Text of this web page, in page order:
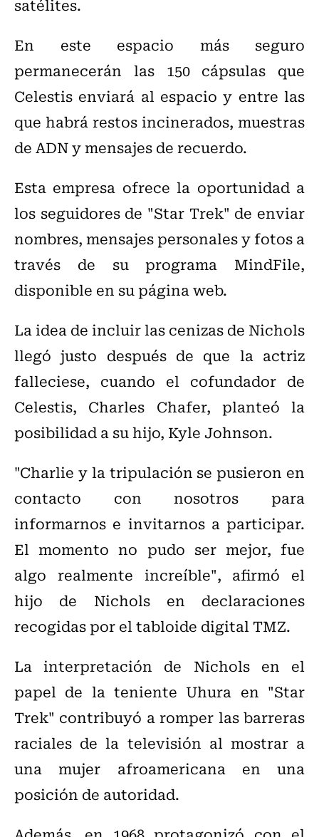
satélites.
En este espacio más seguro
permanecerán las 150 cápsulas que
Celestis enviará al espacio y entre las
que habrá restos incinerados, muestras
de ADN y mensajes de recuerdo.
Esta empresa ofrece la oportunidad a
los seguidores de "Star Trek" de enviar
nombres, mensajes personales y fotos a
través de su programa MindFile,
disponible en su página web.
La idea de incluir las cenizas de Nichols
llegó justo después de que la actriz
falleciese, cuando el cofundador de
Celestis, Charles Chafer, planteó la
posibilidad a su hijo, Kyle Johnson.
"Charlie y la tripulación se pusieron en
contacto con nosotros para
informarnos e invitarnos a participar.
El momento no pudo ser mejor, fue
algo realmente increíble", afirmó el
hijo de Nichols en declaraciones
recogidas por el tabloide digital TMZ.
La interpretación de Nichols en el
papel de la teniente Uhura en "Star
Trek" contribuyó a romper las barreras
raciales de la televisión al mostrar a
una mujer afroamericana en una
posición de autoridad.